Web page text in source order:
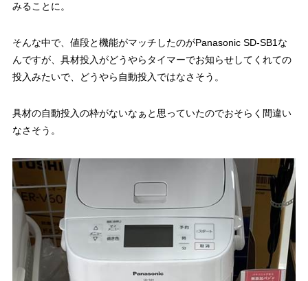
みることに。
そんな中で、値段と機能がマッチしたのがPanasonic SD-SB1な
んですが、具材投入がどうやらタイマーでお知らせしてくれての
投入みたいで、どうやら自動投入ではなさそう。
具材の自動投入の枠がないなぁと思っていたのでおそらく間違い
なさそう。